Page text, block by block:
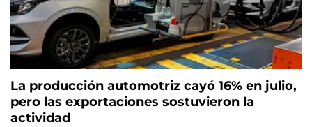
La producción automotriz cayó 16% en julio,
pero las exportaciones sostuvieron la
actividad